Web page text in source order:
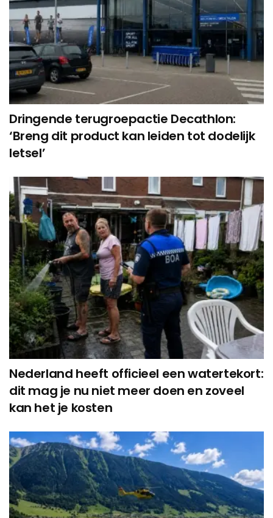
Dringende terugroepactie Decathlon:
‘Breng dit product kan leiden tot dodelijk
letsel’
Nederland heeft officieel een watertekort:
dit mag je nu niet meer doen en zoveel
kan het je kosten